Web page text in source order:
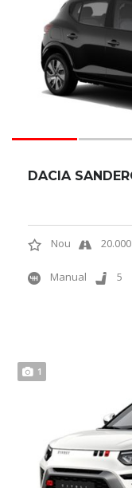
Nou 20.000
Manual 5
1